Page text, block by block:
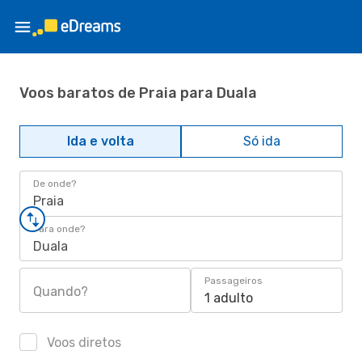
Voos baratos de Praia para Duala
Ida e volta Só ida
De onde?
Praia
Para onde?
Duala
Quando?
Passageiros
1 adulto
Voos diretos